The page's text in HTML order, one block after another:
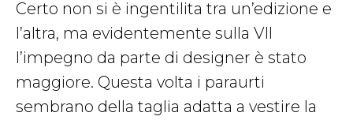
Certo non si è ingentilita tra un’edizione e
l’altra, ma evidentemente sulla VII
l’impegno da parte di designer è stato
maggiore. Questa volta i paraurti
sembrano della taglia adatta a vestire la